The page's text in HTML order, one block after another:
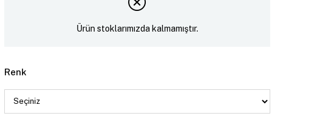
Ürün stoklarımızda kalmamıştır.
Renk